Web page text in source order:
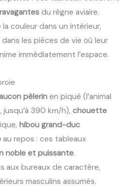
du règne aviaire.
couleur dans un intérieur,
les pièces de vie où leur
immédiatement l’espace.
pèlerinen piqué (l’animal
390 km/h), chouette
hibou grand-duc
au repos : ces tableaux
noble et puissante.
aux bureaux de caractère,
masculins assumés.